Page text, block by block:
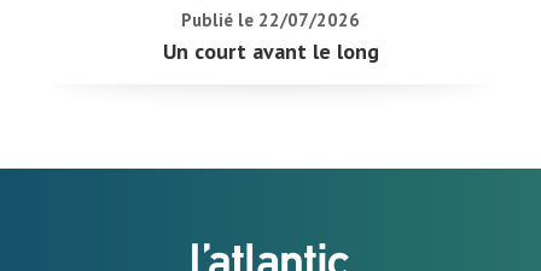
Publié le 22/07/2026
Un court avant le long